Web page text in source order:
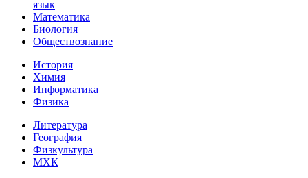
язык
Математика
Биология
Обществознание
История
Химия
Информатика
Физика
Литература
География
Физкультура
МХК